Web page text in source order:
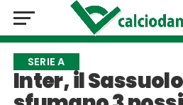
SERIE A
Inter, il